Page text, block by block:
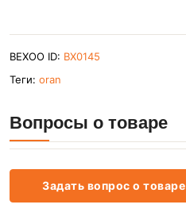
BEXOO ID: BX0145
Теги: oran
Вопросы о товаре
Задать вопрос о товаре